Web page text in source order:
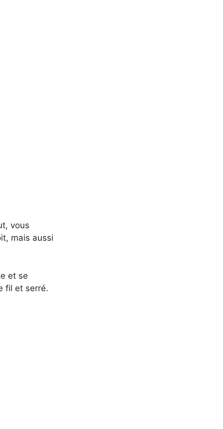
vous
mais aussi
et se
fil et serré.